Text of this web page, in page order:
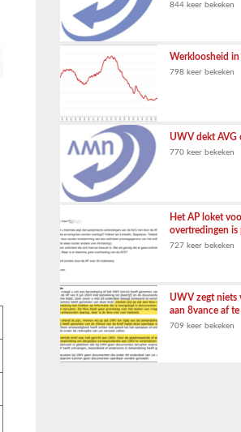
844 keer bekeken
Werkloosheid
798 keer bekeken
UWV dekt AVG
770 keer bekeken
Het AP loket
overtredingen is
727 keer bekeken
UWV zegt niets
aan 8vance af
709 keer bekeken